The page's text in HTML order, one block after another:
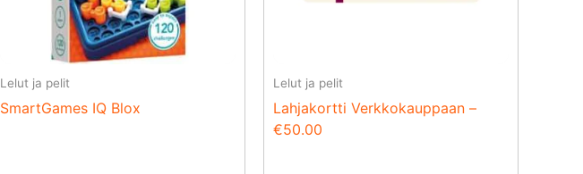
Lelut ja pelit
SmartGames IQ Blox
Lelut ja pelit
Lahjakortti Verkkokauppaan –
€50.00